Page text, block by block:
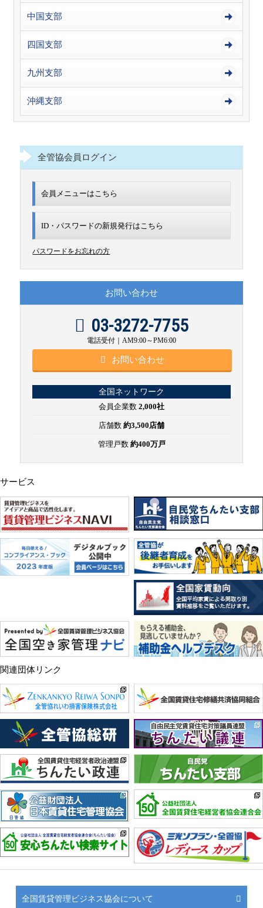
中国支部
四国支部
九州支部
沖縄支部
全管協会員ログイン
会員メニューはこちら
ID・パスワードの新規発行はこちら
パスワードをお忘れの方
お問い合わせ
03-3272-7755
電話受付｜AM9:00～PM6:00
お問い合わせ
全国ネットワーク
会員企業数 2,000社
店舗数 約3,500店舗
管理戸数 約400万戸
サービス
関連団体リンク
全国賃貸管理ビジネス協会について